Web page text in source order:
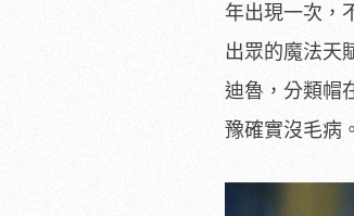
年出現一次，
出眾的魔法天
迪魯，分類帽
豫確實沒毛病。